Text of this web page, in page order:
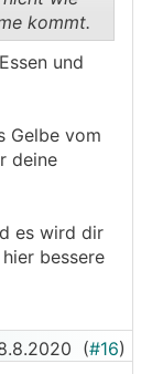
kommt.
und
Gelbe vom
deine
es wird dir
bessere
(#16)